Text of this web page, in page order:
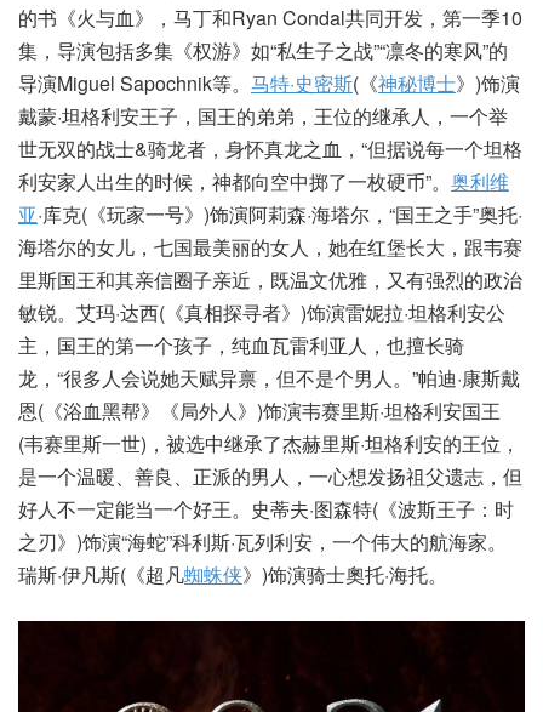
的书《火与血》，马丁和Ryan Condal共同开发，第一季10
集，导演包括多集《权游》如“私生子之战”“凛冬的寒风”的
导演Miguel Sapochnik等。 马特·史密斯(《神秘博士》)饰演
戴蒙·坦格利安王子，国王的弟弟，王位的继承人，一个举
世无双的战士&骑龙者，身怀真龙之血，“但据说每一个坦格
利安家人出生的时候，神都向空中掷了一枚硬币”。 奥利维
亚·库克(《玩家一号》)饰演阿莉森·海塔尔，“国王之手”奥托·
海塔尔的女儿，七国最美丽的女人，她在红堡长大，跟韦赛
里斯国王和其亲信圈子亲近，既温文优雅，又有强烈的政治
敏锐。艾玛·达西(《真相探寻者》)饰演雷妮拉·坦格利安公
主，国王的第一个孩子，纯血瓦雷利亚人，也擅长骑
龙，“很多人会说她天赋异禀，但不是个男人。”帕迪·康斯戴
恩(《浴血黑帮》《局外人》)饰演韦赛里斯·坦格利安国王
(韦赛里斯一世)，被选中继承了杰赫里斯·坦格利安的王位，
是一个温暖、善良、正派的男人，一心想发扬祖父遗志，但
好人不一定能当一个好王。史蒂夫·图森特(《波斯王子：时
之刃》)饰演“海蛇”科利斯·瓦列利安，一个伟大的航海家。
瑞斯·伊凡斯(《超凡蜘蛛侠》)饰演骑士奧托·海托。